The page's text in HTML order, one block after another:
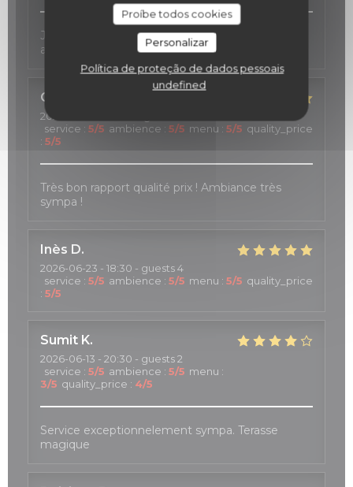
Proíbe todos cookies
Personalizar
Política de proteção de dados pessoais
undefined
J4ai passé un très bon moment, le personnel est
accueillant, réactif et généreux
Cristina
2026-07-04
service : 5/5 ambience : 5/5 menu : 5/5 quality_price
: 5/5
Très bon rapport qualité prix ! Ambiance très
sympa !
Inès D
2026-06-23 - 18:30 - guests 4
service : 5/5 ambience : 5/5 menu : 5/5 quality_price
: 5/5
Sumit K
2026-06-13 - 20:30 - guests 2
service : 5/5 ambience : 5/5 menu :
3/5 quality_price : 4/5
Service exceptionnelement sympa. Terasse
magique